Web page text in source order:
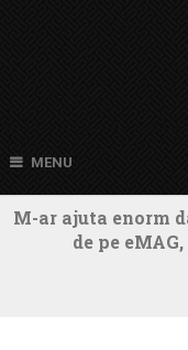
MENU
M-ar ajuta enorm
de pe